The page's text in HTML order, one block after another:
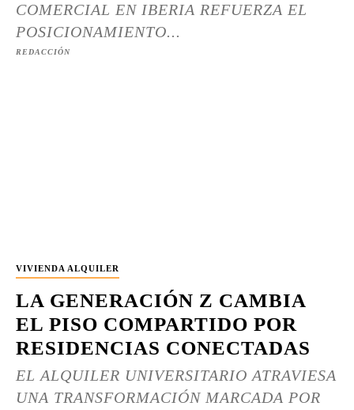
COMERCIAL EN IBERIA REFUERZA EL
POSICIONAMIENTO...
REDACCIÓN
VIVIENDA ALQUILER
LA GENERACIÓN Z CAMBIA
EL PISO COMPARTIDO POR
RESIDENCIAS CONECTADAS
EL ALQUILER UNIVERSITARIO ATRAVIESA
UNA TRANSFORMACIÓN MARCADA POR